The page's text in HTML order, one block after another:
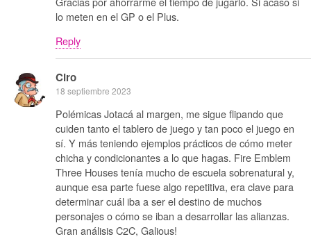
lo meten en el GP o el Plus.
Reply
Ciro
18 septiembre 2023
Polémicas Jotacá al margen, me sigue flipando que
cuiden tanto el tablero de juego y tan poco el juego en
sí. Y más teniendo ejemplos prácticos de cómo meter
chicha y condicionantes a lo que hagas. Fire Emblem
Three Houses tenía mucho de escuela sobrenatural y,
aunque esa parte fuese algo repetitiva, era clave para
determinar cuál iba a ser el destino de muchos
personajes o cómo se iban a desarrollar las alianzas.
Gran análisis C2C, Galious!